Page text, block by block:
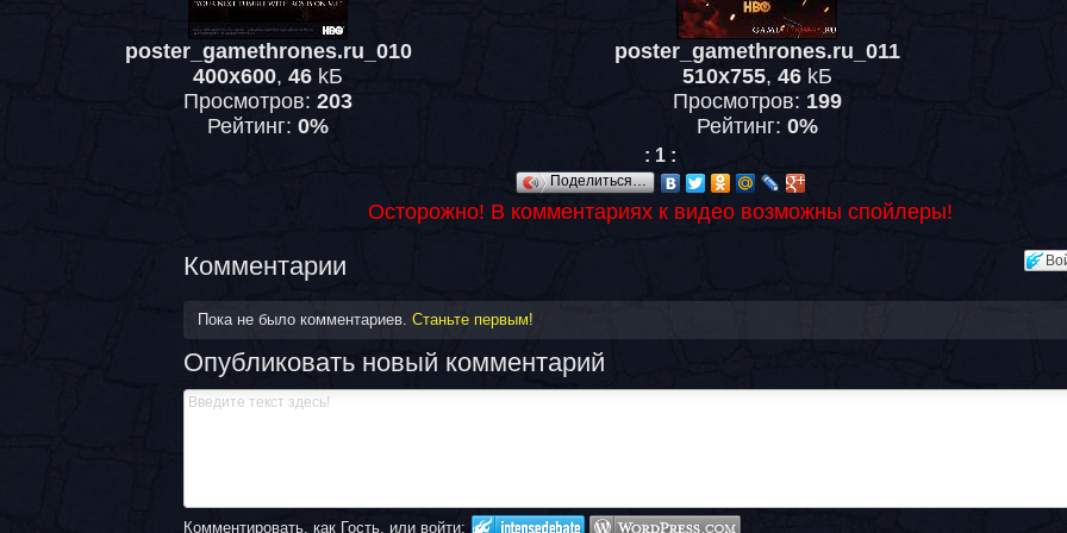
poster_gamethrones.ru_010
400x600, 46 kБ
Просмотров: 203
Рейтинг: 0%
poster_gamethrones.ru_011
510x755, 46kБ
Просмотров: 199
Рейтинг: 0%
: 1:
Поделиться…
Осторожно! В комментариях к видео возможны спойлеры!
Комментарии
Пока не было комментариев. Станьте первым!
Опубликовать новый комментарий
Комментировать, как Гость, или войти: